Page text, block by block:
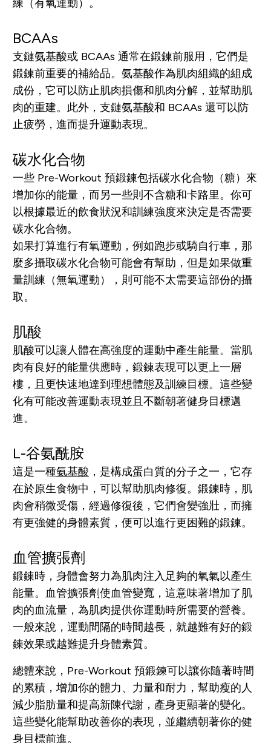
練（有氧運動）。
BCAAs
支鏈氨基酸或 BCAAs 通常在鍛鍊前服用，它們是
鍛鍊前重要的補給品。氨基酸作為肌肉組織的組成
成份，它可以防止肌肉損傷和肌肉分解，並幫助肌
肉的重建。此外，支鏈氨基酸和 BCAAs 還可以防
止疲勞，進而提升運動表現。
碳水化合物
一些 Pre-Workout 預鍛鍊包括碳水化合物（糖）來
增加你的能量，而另一些則不含糖和卡路里。你可
以根據最近的飲食狀況和訓練強度來決定是否需要
碳水化合物。
如果打算進行有氧運動，例如跑步或騎自行車，那
麼多攝取碳水化合物可能會有幫助，但是如果做重
量訓練（無氧運動），則可能不太需要這部份的攝
取。
肌酸
肌酸可以讓人體在高強度的運動中產生能量。當肌
肉有良好的能量供應時，鍛鍊表現可以更上一層
樓，且更快速地達到理想體態及訓練目標。這些變
化有可能改善運動表現並且不斷朝著健身目標邁
進。
L-谷氨酰胺
這是一種氨基酸 ，是構成蛋白質的分子之一，它存
在於原生食物中，可以幫助肌肉修復。鍛鍊時，肌
肉會稍微受傷，經過修復後，它們會變強壯，而擁
有更強健的身體素質，便可以進行更困難的鍛鍊。
血管擴張劑
鍛鍊時，身體會努力為肌肉注入足夠的氧氣以產生
能量。血管擴張劑使血管變寬，這意味著增加了肌
肉的血流量，為肌肉提供你運動時所需要的營養。
一般來說，運動間隔的時間越長，就越難有好的鍛
鍊效果或越難提升身體素質。
總體來說，Pre-Workout 預鍛鍊可以讓你隨著時間
的累積，增加你的體力、力量和耐力，幫助瘦的人
減少脂肪量和提高新陳代謝，產身更顯著的變化。
這些變化能幫助改善你的表現，並繼續朝著你的健
身目標前進。